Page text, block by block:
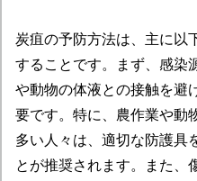
炭疽の予防方法は、主に以
することです。まず、感染
や動物の体液との接触を避
要です。特に、農作業や動
多い人々は、適切な防護具
とが推奨されます。また、